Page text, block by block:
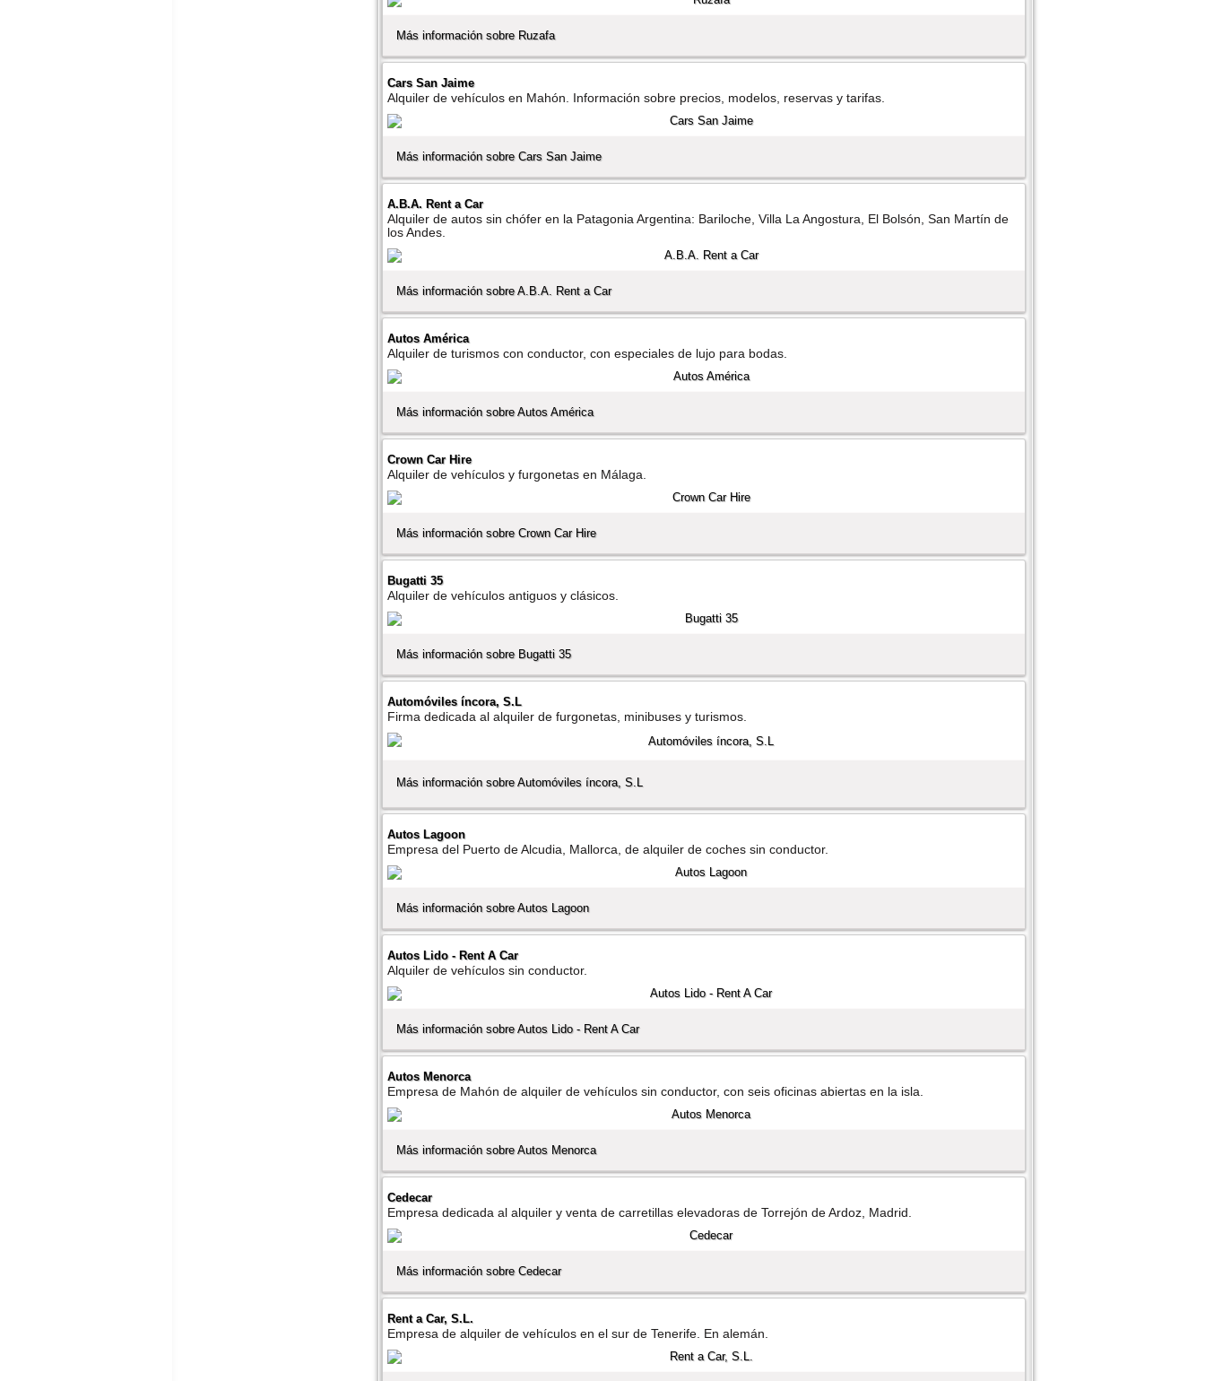
Más información sobre Ruzafa
Cars San Jaime
Alquiler de vehí­culos en Mahón. Información sobre precios, modelos, reservas y tarifas.
Más información sobre Cars San Jaime
A.B.A. Rent a Car
Alquiler de autos sin chófer en la Patagonia Argentina: Bariloche, Villa La Angostura, El Bolsón, San Martí­n de
los Andes.
Más información sobre A.B.A. Rent a Car
Autos América
Alquiler de turismos con conductor, con especiales de lujo para bodas.
Más información sobre Autos América
Crown Car Hire
Alquiler de vehí­culos y furgonetas en Málaga.
Más información sobre Crown Car Hire
Bugatti 35
Alquiler de vehí­culos antiguos y clásicos.
Más información sobre Bugatti 35
Automóviles íncora, S.L
Firma dedicada al alquiler de furgonetas, minibuses y turismos.
Más información sobre Automóviles íncora, S.L
Autos Lagoon
Empresa del Puerto de Alcudia, Mallorca, de alquiler de coches sin conductor.
Más información sobre Autos Lagoon
Autos Lido - Rent A Car
Alquiler de vehí­culos sin conductor.
Más información sobre Autos Lido - Rent A Car
Autos Menorca
Empresa de Mahón de alquiler de vehí­culos sin conductor, con seis oficinas abiertas en la isla.
Más información sobre Autos Menorca
Cedecar
Empresa dedicada al alquiler y venta de carretillas elevadoras de Torrejón de Ardoz, Madrid.
Más información sobre Cedecar
Rent a Car, S.L.
Empresa de alquiler de vehí­culos en el sur de Tenerife. En alemán.